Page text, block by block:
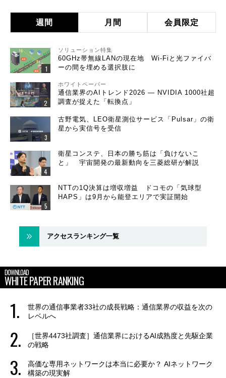
週間 月間 会員限定
ソリューション特集
60GHz帯無線LANの現在地 Wi-Fiと光ファイバ
ーの間を埋める選択肢に
ホワイトペーパー
通信業界のAIトレンド2026 ― NVIDIA 1000社超
調査が捉えた「転換点」
古野電気、LEO衛星測位サービス「Pulsar」の衛
星から実信号を受信
衛星コンステ、日本の勝ち筋は「負けないこ
と」 宇宙開発の最新動向を三菱総研が解説
NTTの1Q決算は増収増益 ドコモの「気球型
HAPS」は9月から能登エリアで実証開始
アクセスランキング一覧
DOWNLOAD
WHITE PAPER RANKING
世界の通信事業者33社の成長戦略：通信業界の収益を次の
レベルへ
［世界4473社調査］通信業界におけるAI成熟度と先駆企業
の戦略
高価な専用ネットワークは本当に必要か？ AIネットワーク
構築の現実解